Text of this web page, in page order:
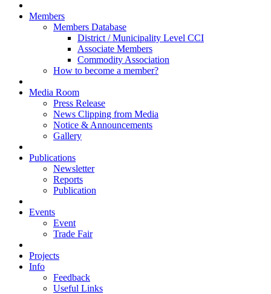
Members
Members Database
District / Municipality Level CCI
Associate Members
Commodity Association
How to become a member?
Media Room
Press Release
News Clipping from Media
Notice & Announcements
Gallery
Publications
Newsletter
Reports
Publication
Events
Event
Trade Fair
Projects
Info
Feedback
Useful Links